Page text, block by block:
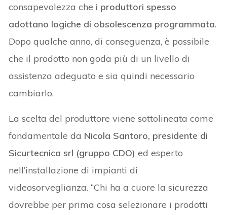
consapevolezza che i produttori spesso
adottano logiche di obsolescenza programmata.
Dopo qualche anno, di conseguenza, è possibile
che il prodotto non goda più di un livello di
assistenza adeguato e sia quindi necessario
cambiarlo.
La scelta del produttore viene sottolineata come
fondamentale da Nicola Santoro, presidente di
Sicurtecnica srl (gruppo CDO) ed esperto
nell’installazione di impianti di
videosorveglianza. “Chi ha a cuore la sicurezza
dovrebbe per prima cosa selezionare i prodotti